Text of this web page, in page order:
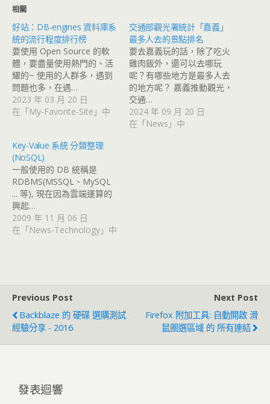
相關
好站：DB-engines 資料庫系
統的流行程度排行榜
要使用 Open Source 的軟
體，要盡量使用熱門的、活
耀的~ 使用的人群多，遇到
問題也多，在遇…
2023 年 03 月 20 日
在「My-Favorite-Site」中
交通部觀光署統計「嘉義」
最多人去的景點排名
要去嘉義玩的話，除了吃火
雞肉飯外，還可以去哪玩
呢？有哪些地方是最多人去
的地方呢？ 嘉義推動觀光，
交通…
2024 年 09 月 20 日
在「News」中
Key-Value 系統 分類整理
(NoSQL)
一般使用的 DB 統稱是
RDBMS(MSSQL、MySQL
... 等), 現在因為雲端運算的
興起…
2009 年 11 月 06 日
在「News-Technology」中
Previous Post
Backblaze 的 硬碟 選購測試
經驗分享 - 2016
Next Post
Firefox 附加工具: 自動開啟 滑
鼠圈選區域 的 所有連結
發表迴響